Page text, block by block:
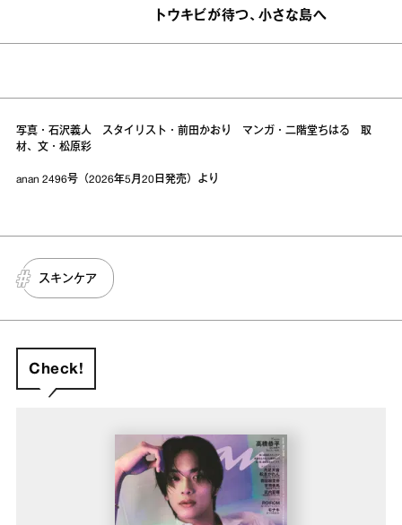
トウキビが待つ、小さな島へ
写真・石沢義人 スタイリスト・前田かおり マンガ・二階堂ちはる 取
材、文・松原彩
anan 2496号（2026年5月20日発売）より
スキンケア
Check!